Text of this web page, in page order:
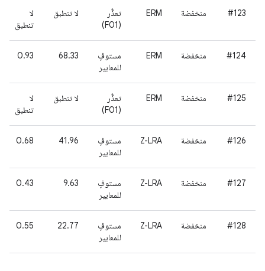
#123 منخفضة ERM
تعذُّر
(F01)
لا تنطبق
لا
تنطبق
#124 منخفضة ERM
مستوفٍ
للمعايير
68.33
0.93
#125 منخفضة ERM
تعذُّر
(F01)
لا تنطبق
لا
تنطبق
#126 منخفضة Z-LRA
مستوفٍ
للمعايير
41.96
0.68
#127 منخفضة Z-LRA
مستوفٍ
للمعايير
9.63
0.43
#128 منخفضة Z-LRA
مستوفٍ
للمعايير
22.77
0.55